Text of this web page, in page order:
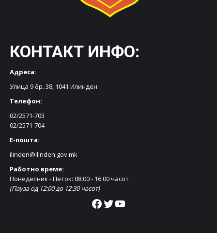
КОНТАКТ ИНФО:
Адреса:
Улица 9 бр. 38, 1041 Илинден
Телефон:
02/2571-703
02/2571-704
Е-пошта:
ilinden@ilinden.gov.mk
Работно време:
Понеделник - Петок: 08:00 - 16:00 часот
(Пауза од 12:00 до 12:30 часот)
Facebook Twitter YouTube